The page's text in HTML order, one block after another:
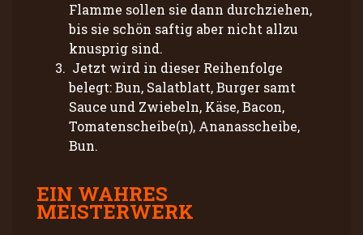
Flamme sollen sie dann durchziehen,
bis sie schön saftig aber nicht allzu
knusprig sind.
Jetzt wird in dieser Reihenfolge
belegt: Bun, Salatblatt, Burger samt
Sauce und Zwiebeln, Käse, Bacon,
Tomatenscheibe(n), Ananasscheibe,
Bun.
EIN WAHRES
MEISTERWERK